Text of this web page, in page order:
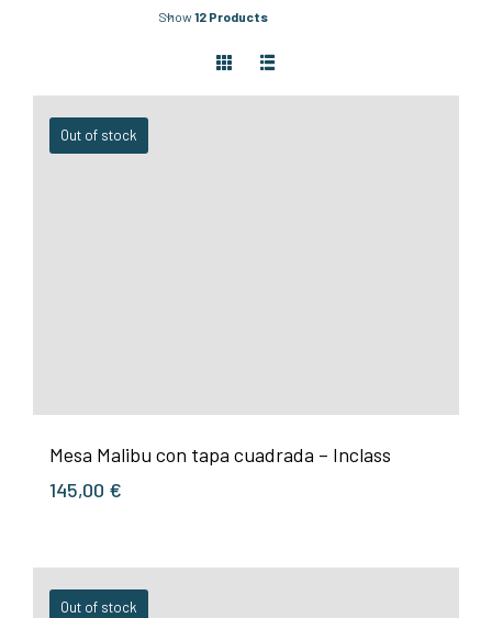
Show12 Products
Out of stock
Mesa Malibu con tapa cuadrada – Inclass
145,00 €
Out of stock